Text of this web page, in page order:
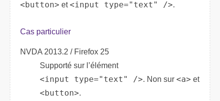
<button> et<input type="text" />.
Cas particulier
NVDA 2013.2 / Firefox 25
Supporté sur l’élément
<input type="text" />. Non sur <a> et
<button>.